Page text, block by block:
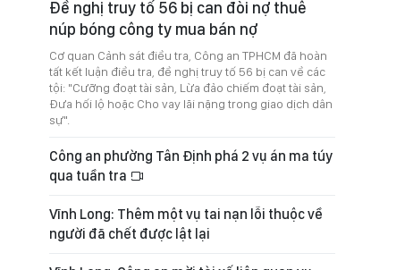
Đề nghị truy tố 56 bị can đòi nợ thuê
núp bóng công ty mua bán nợ
Cơ quan Cảnh sát điều tra, Công an TPHCM đã hoàn
tất kết luận điều tra, đề nghị truy tố 56 bị can về các
tội: "Cưỡng đoạt tài sản, Lừa đảo chiếm đoạt tài sản,
Đưa hối lộ hoặc Cho vay lãi nặng trong giao dịch dân
sự".
Công an phường Tân Định phá 2 vụ án ma túy
qua tuần tra
Vĩnh Long: Thêm một vụ tai nạn lỗi thuộc về
người đã chết được lật lại